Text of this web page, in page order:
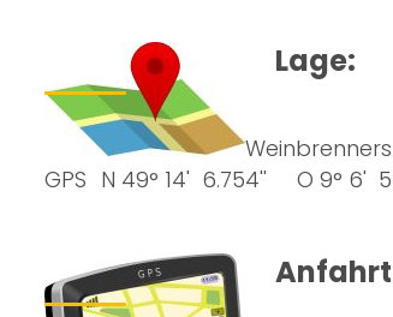
Lage:
GPS N 49° 14' 6.754'' O 9° 6'